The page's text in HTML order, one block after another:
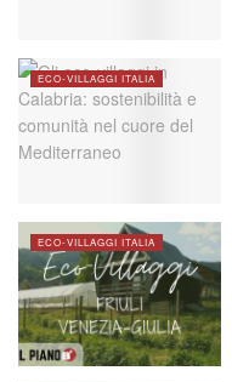
ECO-VILLAGGI ITALIA
ECO-VILLAGGI ITALIA